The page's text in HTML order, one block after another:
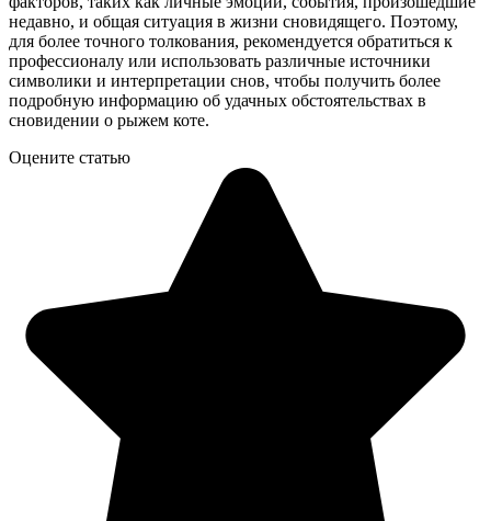
недавно, и общая ситуация в жизни сновидящего. Поэтому,
для более точного толкования, рекомендуется обратиться к
профессионалу или использовать различные источники
символики и интерпретации снов, чтобы получить более
подробную информацию об удачных обстоятельствах в
сновидении о рыжем коте.
Оцените статью